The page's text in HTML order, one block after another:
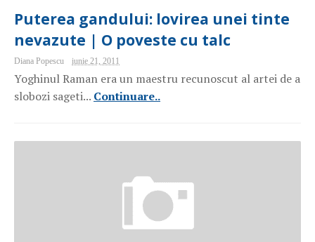
Puterea gandului: lovirea unei tinte
nevazute | O poveste cu talc
Diana Popescu iunie 21, 2011
Yoghinul Raman era un maestru recunoscut al artei de a
slobozi sageti... Continuare..